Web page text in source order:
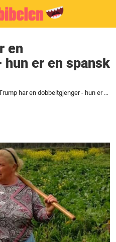
en
er en spansk
Donald Trump har en dobbeltgjenger - hun er en spansk potetbonde